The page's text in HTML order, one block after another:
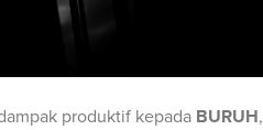
produktif kepada BURUH,